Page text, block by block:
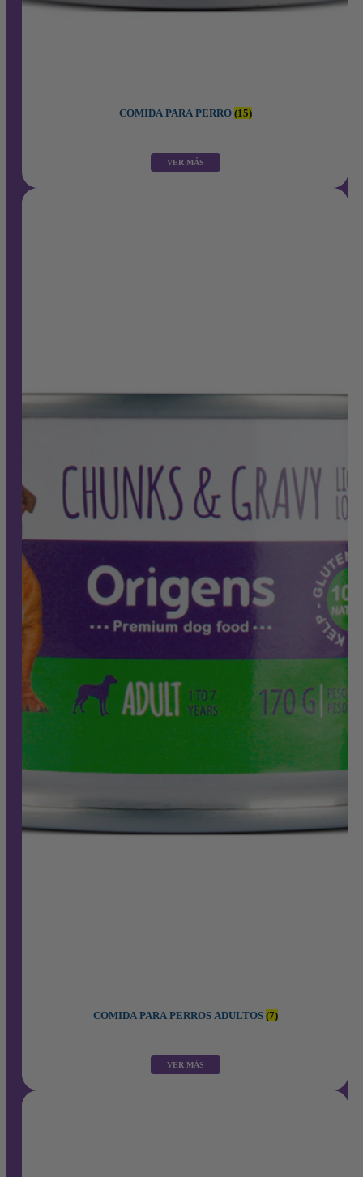
COMIDA PARA PERRO (15)
COMIDA PARA PERROS ADULTOS (7)